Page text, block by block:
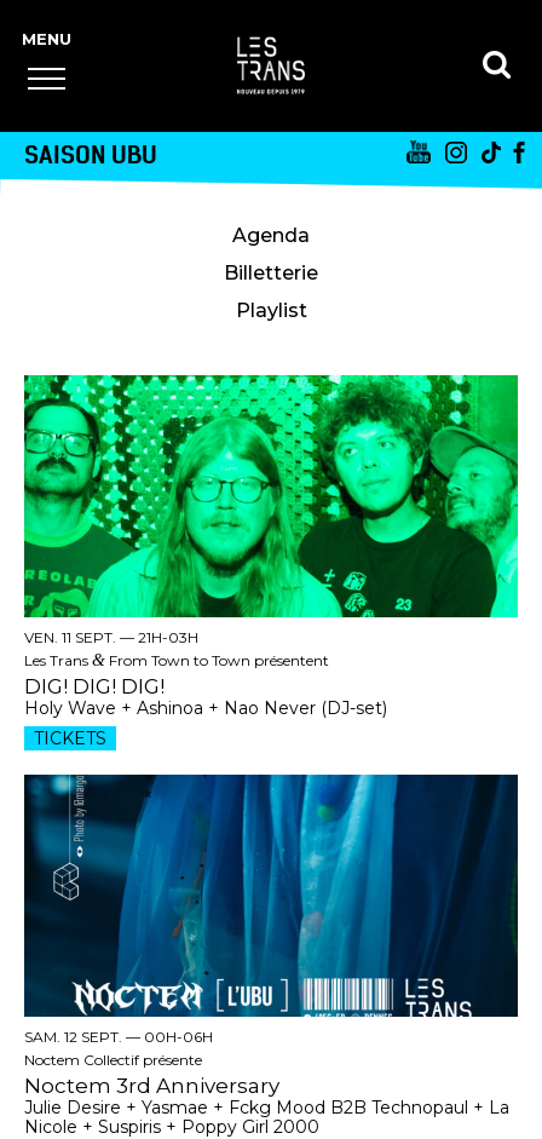
SAISON UBU
Agenda
Billetterie
Playlist
VEN. 11 SEPT. — 21H-03H
Les Trans & From Town to Town présentent
DIG! DIG! DIG!
Holy Wave + Ashinoa + Nao Never (DJ-set)
TICKETS
SAM. 12 SEPT. — 00H-06H
Noctem Collectif présente
Noctem 3rd Anniversary
Julie Desire + Yasmae + Fckg Mood B2B Technopaul + La
Nicole + Suspiris + Poppy Girl 2000